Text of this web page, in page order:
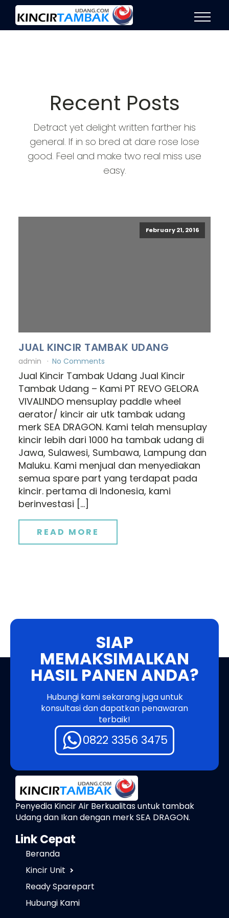
Recent Posts
Detract yet delight written farther his
general. If in so bred at dare rose lose
good. Feel and make two real miss use
easy.
February 21, 2016
JUAL KINCIR TAMBAK UDANG
admin No Comments
Jual Kincir Tambak Udang Jual Kincir
Tambak Udang – Kami PT REVO GELORA
VIVALINDO mensuplay paddle wheel
aerator/ kincir air utk tambak udang
merk SEA DRAGON. Kami telah mensuplay
kincir lebih dari 1000 ha tambak udang di
Jawa, Sulawesi, Sumbawa, Lampung dan
Maluku. Kami menjual dan menyediakan
semua spare part yang terdapat pada
kincir. pertama di Indonesia, kami
berinvestasi […]
READ MORE
SIAP
MEMAKSIMALKAN
HASIL PANEN ANDA?
Hubungi kami sekarang juga untuk
konsultasi dan dapatkan penawaran
terbaik!
0822 3356 3475
Penyedia Kincir Air Berkualitas untuk tambak
Udang dan Ikan dengan merk SEA DRAGON.
Link Cepat
Beranda
Kincir Unit
Ready Sparepart
Hubungi Kami